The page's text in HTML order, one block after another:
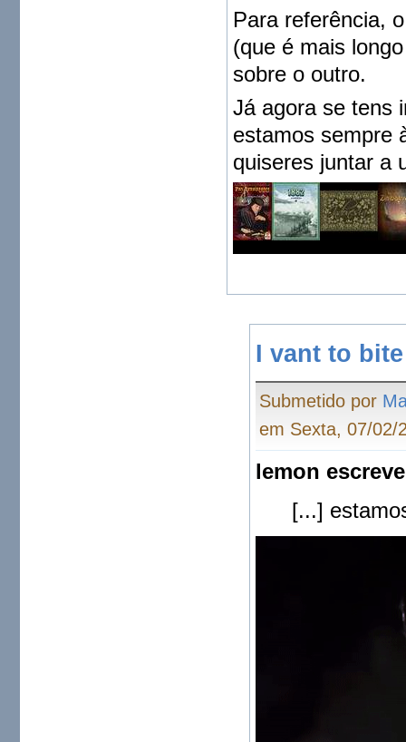
Para referência,
(que é mais
sobre o outro.
Já agora se tens
estamos sempre
quiseres juntar a
I vant to
Submetido por
em Sexta, 07/02/
lemon
[...]